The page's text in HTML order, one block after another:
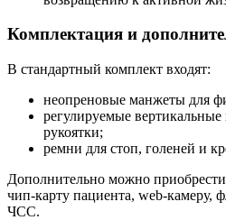
Комплектация и
В стандартный комплект входят:
неопреновые манжеты для
регулируемые
рукоятки;
ремни для стоп, голеней и
Дополнительно можно
чип-карту пациента, web-камеру,
ЧСС.